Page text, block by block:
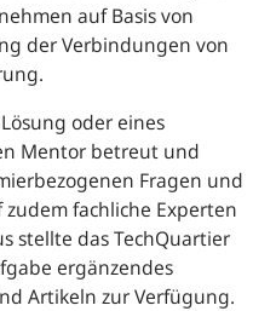
auf Basis von
der Verbindungen von
oder eines
Mentor betreut und
Fragen und
fachliche Experten
stellte das TechQuartier
ergänzendes
Artikeln zur Verfügung.